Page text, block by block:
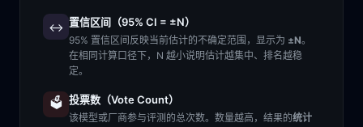
↔️ 置信区间（95% CI = ±N）
95% 置信区间反映当前估计的不确定范围，显示为 ±N。
在相同计算口径下，N 越小说明估计越集中、排名越稳
定。
🗳️ 投票数（Vote Count）
该模型或厂商参与评测的总次数。数量越高，结果的统计